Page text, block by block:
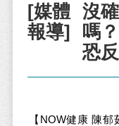
[媒體
報導]
沒
嗎
恐
【NOW健康 陳